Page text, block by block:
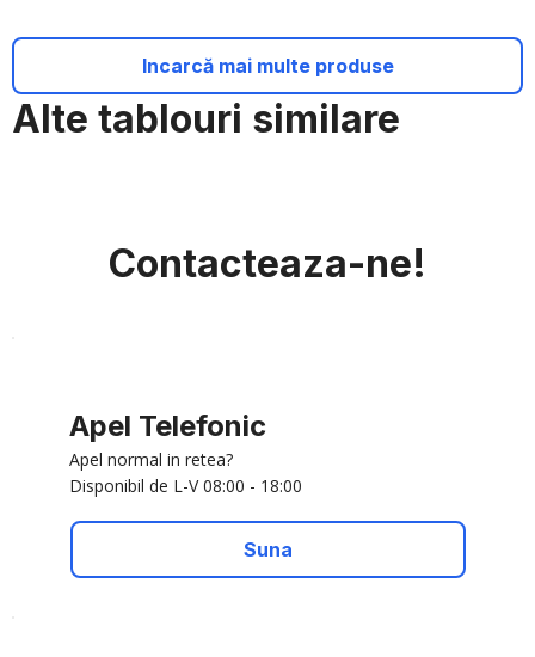
Alte tablouri similare
Incarcă mai multe produse
Contacteaza-ne!
Apel Telefonic
Apel normal in retea?
Disponibil de L-V 08:00 - 18:00
Suna